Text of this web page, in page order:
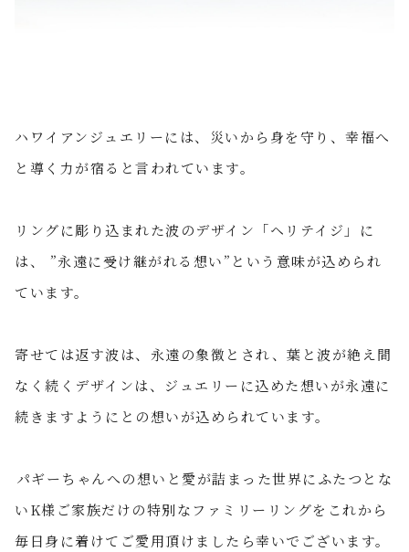
ハワイアンジュエリーには、災いから身を守り、幸福へ
と導く力が宿ると言われています。
リングに彫り込まれた波のデザイン「ヘリテイジ」に
は、 ”永遠に受け継がれる想い”という意味が込められ
ています。
寄せては返す波は、永遠の象徴とされ、葉と波が絶え間
なく続くデザインは、ジュエリーに込めた想いが永遠に
続きますようにとの想いが込められています。
パギーちゃんへの想いと愛が詰まった世界にふたつとな
いK様ご家族だけの特別なファミリーリングをこれから
毎日身に着けてご愛用頂けましたら幸いでございます。